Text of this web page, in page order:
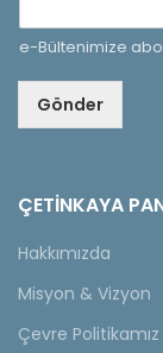
e-Bültenimize
Gönder
ÇETINKAYA
Hakkımızda
Misyon & Vizyon
Çevre Politikamız